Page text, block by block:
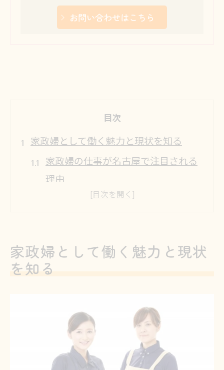
お問い合わせはこちら
目次
家政婦として働く魅力と現状を知る
家政婦の仕事が名古屋で注目される
理由
家政婦という働き方の今と将来性を
は
家政婦の働き方が多様化する背景を
名古屋で家政婦を始めるメリットは
名古屋市で家政婦が選ばれる理由徹底分
家政婦として働く魅力と現状
を知る